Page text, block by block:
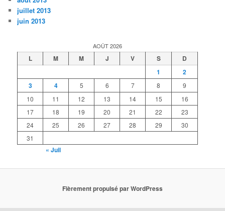
juillet 2013
juin 2013
AOÛT 2026
L M M J V S
D
1
2
3
4 5 6 7 8
9
10
11 12 13 14 15
16
17
18 19 20 21 22
23
24
25 26 27 28 29
30
31
« Juil
Fièrement propulsé par WordPress